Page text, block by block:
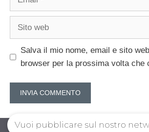
Sito
Salva il mio nome, email e sito
browser per la prossima volta che
Vuoi pubblicare sul nostro